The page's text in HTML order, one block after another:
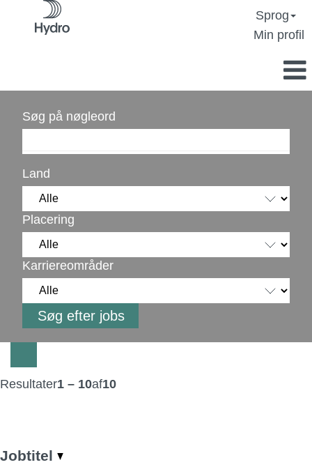
Sprog
Min profil
Søg på nøgleord
Land
Placering
Karriereområder
Resultater1 – 10af10
Jobtitel